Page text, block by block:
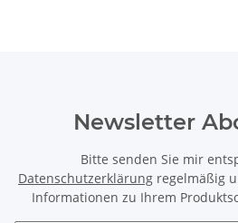
Newsletter
Bitte senden Sie mir
Datenschutzerklärung regelmäßig
Informationen zu Ihrem